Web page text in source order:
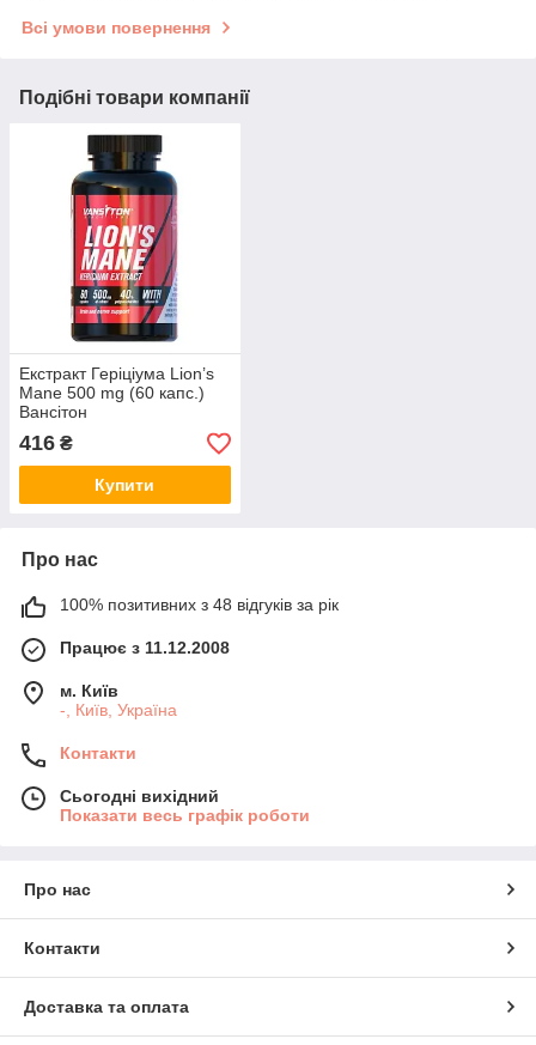
Всі умови повернення
Подібні товари компанії
Екстракт Геріціума Lion’s
Mane ​​500 mg (60 капс.)
Вансітон
416 ₴
Купити
Про нас
100% позитивних з 48 відгуків за рік
Працює з 11.12.2008
м. Київ
-, Київ, Україна
Контакти
Сьогодні вихідний
Показати весь графік роботи
Про нас
Контакти
Доставка та оплата